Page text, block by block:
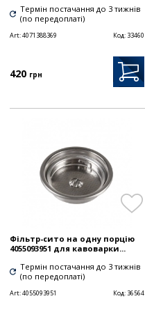
Термін постачання до 3 тижнів
(по передоплаті)
Art:4071388369 Код: 33460
420 грн
Фільтр-сито на одну порцію
4055093951 для кавоварки...
Термін постачання до 3 тижнів
(по передоплаті)
Art:4055093951 Код: 36564